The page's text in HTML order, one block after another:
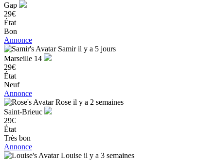
Gap
29€
État
Bon
Annonce
Samiril y a 5 jours
Marseille 14
29€
État
Neuf
Annonce
Rose il y a 2 semaines
Saint-Brieuc
29€
État
Très bon
Annonce
Louise il y a 3 semaines